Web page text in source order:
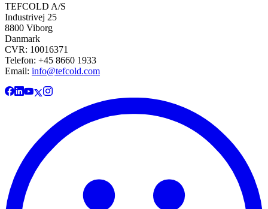
TEFCOLD A/S
Industrivej 25
8800 Viborg
Danmark
CVR: 10016371
Telefon: +45 8660 1933
Email: info@tefcold.com